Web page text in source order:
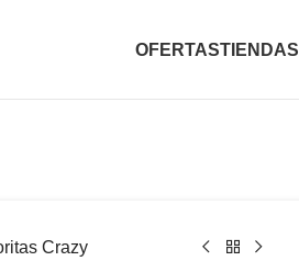
OFERTASTIENDAS
Crazy